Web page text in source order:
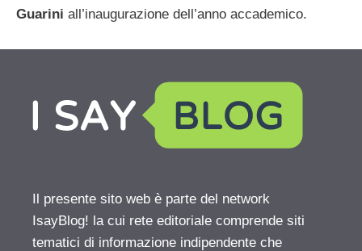
Guarini all’inaugurazione dell’anno accademico.
Il presente sito web è parte del network
IsayBlog! la cui rete editoriale comprende siti
tematici di informazione indipendente che